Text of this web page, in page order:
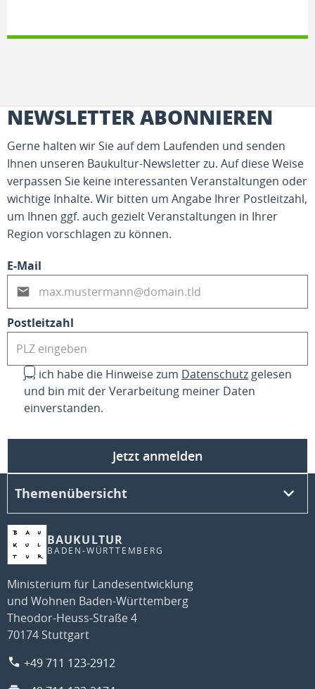
NEWSLETTER ABONNIEREN
Gerne halten wir Sie auf dem Laufenden und senden
Ihnen unseren Baukultur-Newsletter zu. Auf diese Weise
verpassen Sie keine interessanten Veranstaltungen oder
wichtige Inhalte. Wir bitten um Angabe Ihrer Postleitzahl,
um Ihnen ggf. auch gezielt Veranstaltungen in Ihrer
Region vorschlagen zu können.
E-Mail
Postleitzahl
Ja, ich habe die Hinweise zum Datenschutz gelesen
und bin mit der Verarbeitung meiner Daten
einverstanden.
Jetzt anmelden
BAUKULTUR
BADEN-WÜRTTEMBERG
Ministerium für Landesentwicklung
und Wohnen Baden-Württemberg
Theodor-Heuss-Straße 4
70174 Stuttgart
+49 711 123-2912
Themenübersicht